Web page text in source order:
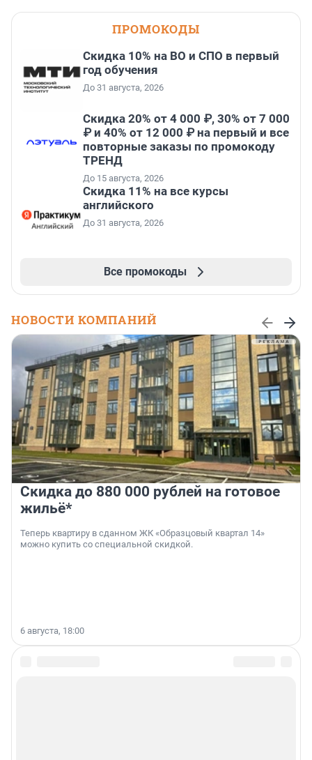
ПРОМОКОДЫ
Скидка 10% на ВО и СПО в первый
год обучения
До 31 августа, 2026
Скидка 20% от 4 000 ₽, 30% от 7 000
₽ и 40% от 12 000 ₽ на первый и все
повторные заказы по промокоду
ТРЕНД
До 15 августа, 2026
Скидка 11% на все курсы
английского
До 31 августа, 2026
Все промокоды
НОВОСТИ КОМПАНИЙ
Скидка до 880 000 рублей на готовое
жильё*
Теперь квартиру в сданном ЖК «Образцовый квартал 14»
можно купить со специальной скидкой.
6 августа, 18:00